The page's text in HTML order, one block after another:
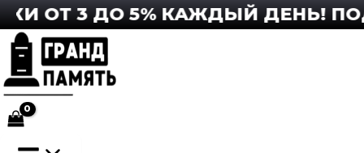
Перейти
к
содержимому
ОТ 3 ДО 5% КАЖДЫЙ ДЕНЬ!